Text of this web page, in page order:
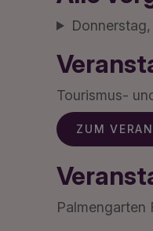
Tourismus-
ZUM